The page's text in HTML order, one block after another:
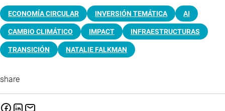
ECONOMÍA CIRCULAR INVERSIÓN TEMÁTICA AI
CAMBIO CLIMÁTICO IMPACT INFRAESTRUCTURAS
TRANSICIÓN NATALIE FALKMAN
share